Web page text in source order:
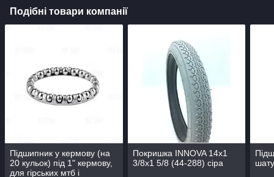
Подібні товари компанії
Підшипник у кермову (на
20 кульок) під 1" кермову,
для гірських мтб і
Покришка INNOVA 14x1
3/8х1 5/8 (44-288) сіра